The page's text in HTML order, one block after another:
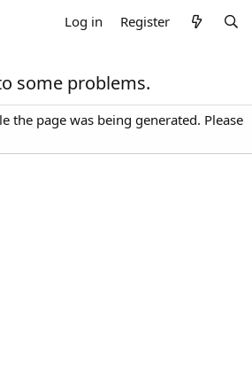
Log in Register
some problems.
the page was being generated. Please